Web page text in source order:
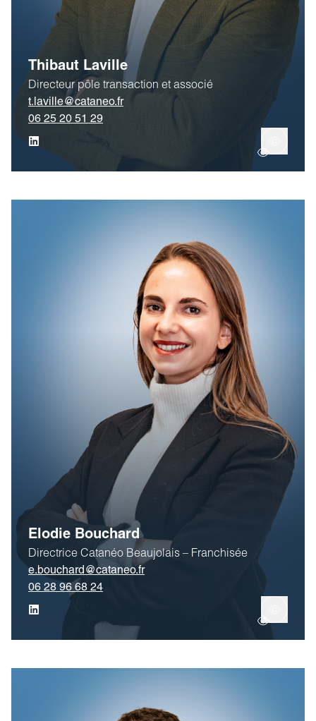
Thibaut Laville
Directeur pôle transaction et associé
t.laville@cataneo.fr
06 25 20 51 29
Elodie Bouchard
Directrice Catanéo Beaujolais – Franchisée
e.bouchard@cataneo.fr
06 28 96 68 24